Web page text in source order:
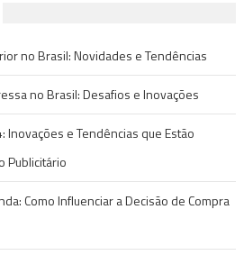
no Brasil: Novidades e Tendências
no Brasil: Desafios e Inovações
Inovações e Tendências que Estão
Publicitário
Como Influenciar a Decisão de Compra